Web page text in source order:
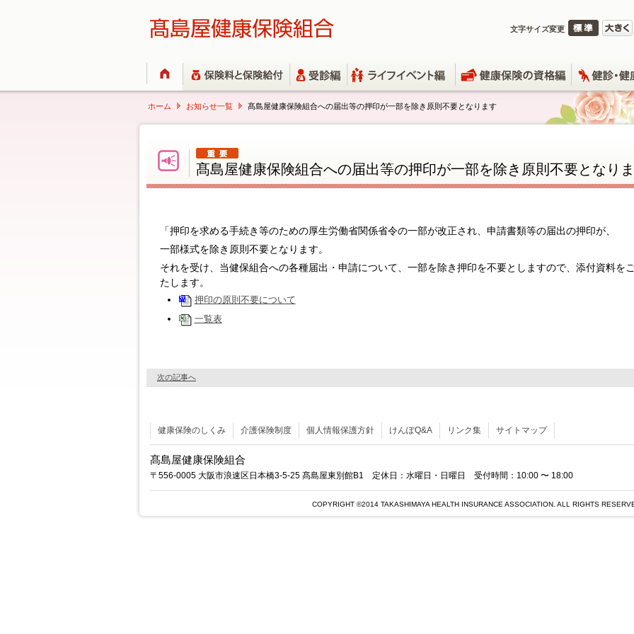
文字サイズ変更
ホーム お知らせ一覧 髙島屋健康保険組合への届出等の押印が一部を除き原則不要となります
髙島屋健康保険組合への届出等の押印が一部を除き原則不要となり
「押印を求める手続き等のための厚生労働省関係省令の一部が改正され、申請書類等の届出の押印が、
一部様式を除き原則不要となります。
それを受け、当健保組合への各種届出・申請について、一部を除き押印を不要としますので、添付資料を
たします。
押印の原則不要について
一覧表
次の記事へ
健康保険のしくみ 介護保険制度 個人情報保護方針 けんぽQ&A リンク集 サイトマップ
髙島屋健康保険組合
〒556-0005 大阪市浪速区日本橋3-5-25 髙島屋東別館B1 定休日：水曜日・日曜日 受付時間：10:00 〜 18:00
COPYRIGHT ©2014 TAKASHIMAYA HEALTH INSURANCE ASSOCIATION. ALL RIGHTS